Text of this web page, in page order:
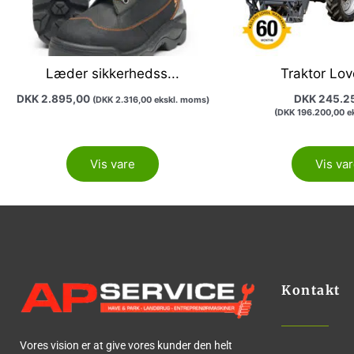
Læder sikkerhedss...
DKK2.895,00 (DKK2.316,00ekskl. moms)
Vis vare
på
varesiden
Traktor
DKK
(DKK196.200,00
Vis
Vores vision er at give vores kunder den helt
Kontakt